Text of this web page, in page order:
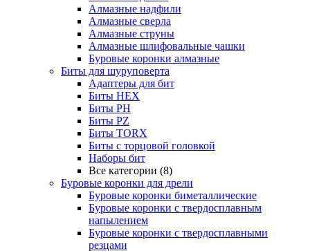
Алмазные надфили
Алмазные сверла
Алмазные струны
Алмазные шлифовальные чашки
Буровые коронки алмазные
Биты для шуруповерта
Адаптеры для бит
Биты HEX
Биты PH
Биты PZ
Биты TORX
Биты с торцовой головкой
Наборы бит
Все категории (8)
Буровые коронки для дрели
Буровые коронки биметаллические
Буровые коронки с твердосплавным
напылением
Буровые коронки с твердосплавными
резцами